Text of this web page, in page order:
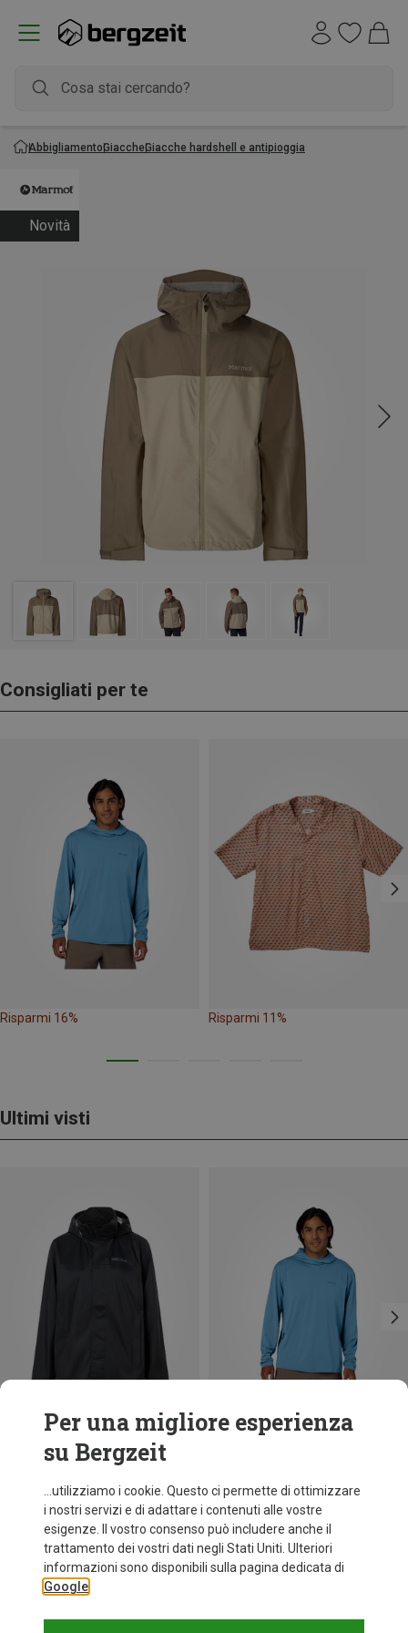
AbbigliamentoGiaccheGiacche hardshell e antipioggia
Novità
Consigliati per te
Risparmi 16% Risparmi 11%
Ultimi visti
Risparmi 39%
Per una migliore esperienza
su Bergzeit
...utilizziamo i cookie. Questo ci permette di ottimizzare
i nostri servizi e di adattare i contenuti alle vostre
esigenze. Il vostro consenso può includere anche il
trattamento dei vostri dati negli Stati Uniti. Ulteriori
informazioni sono disponibili sulla pagina dedicata di
Google